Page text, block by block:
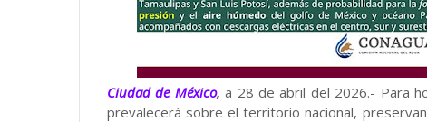
Ciudad de México,a 28 de abril del 2026.- Para
prevalecerá sobre el territorio nacional,